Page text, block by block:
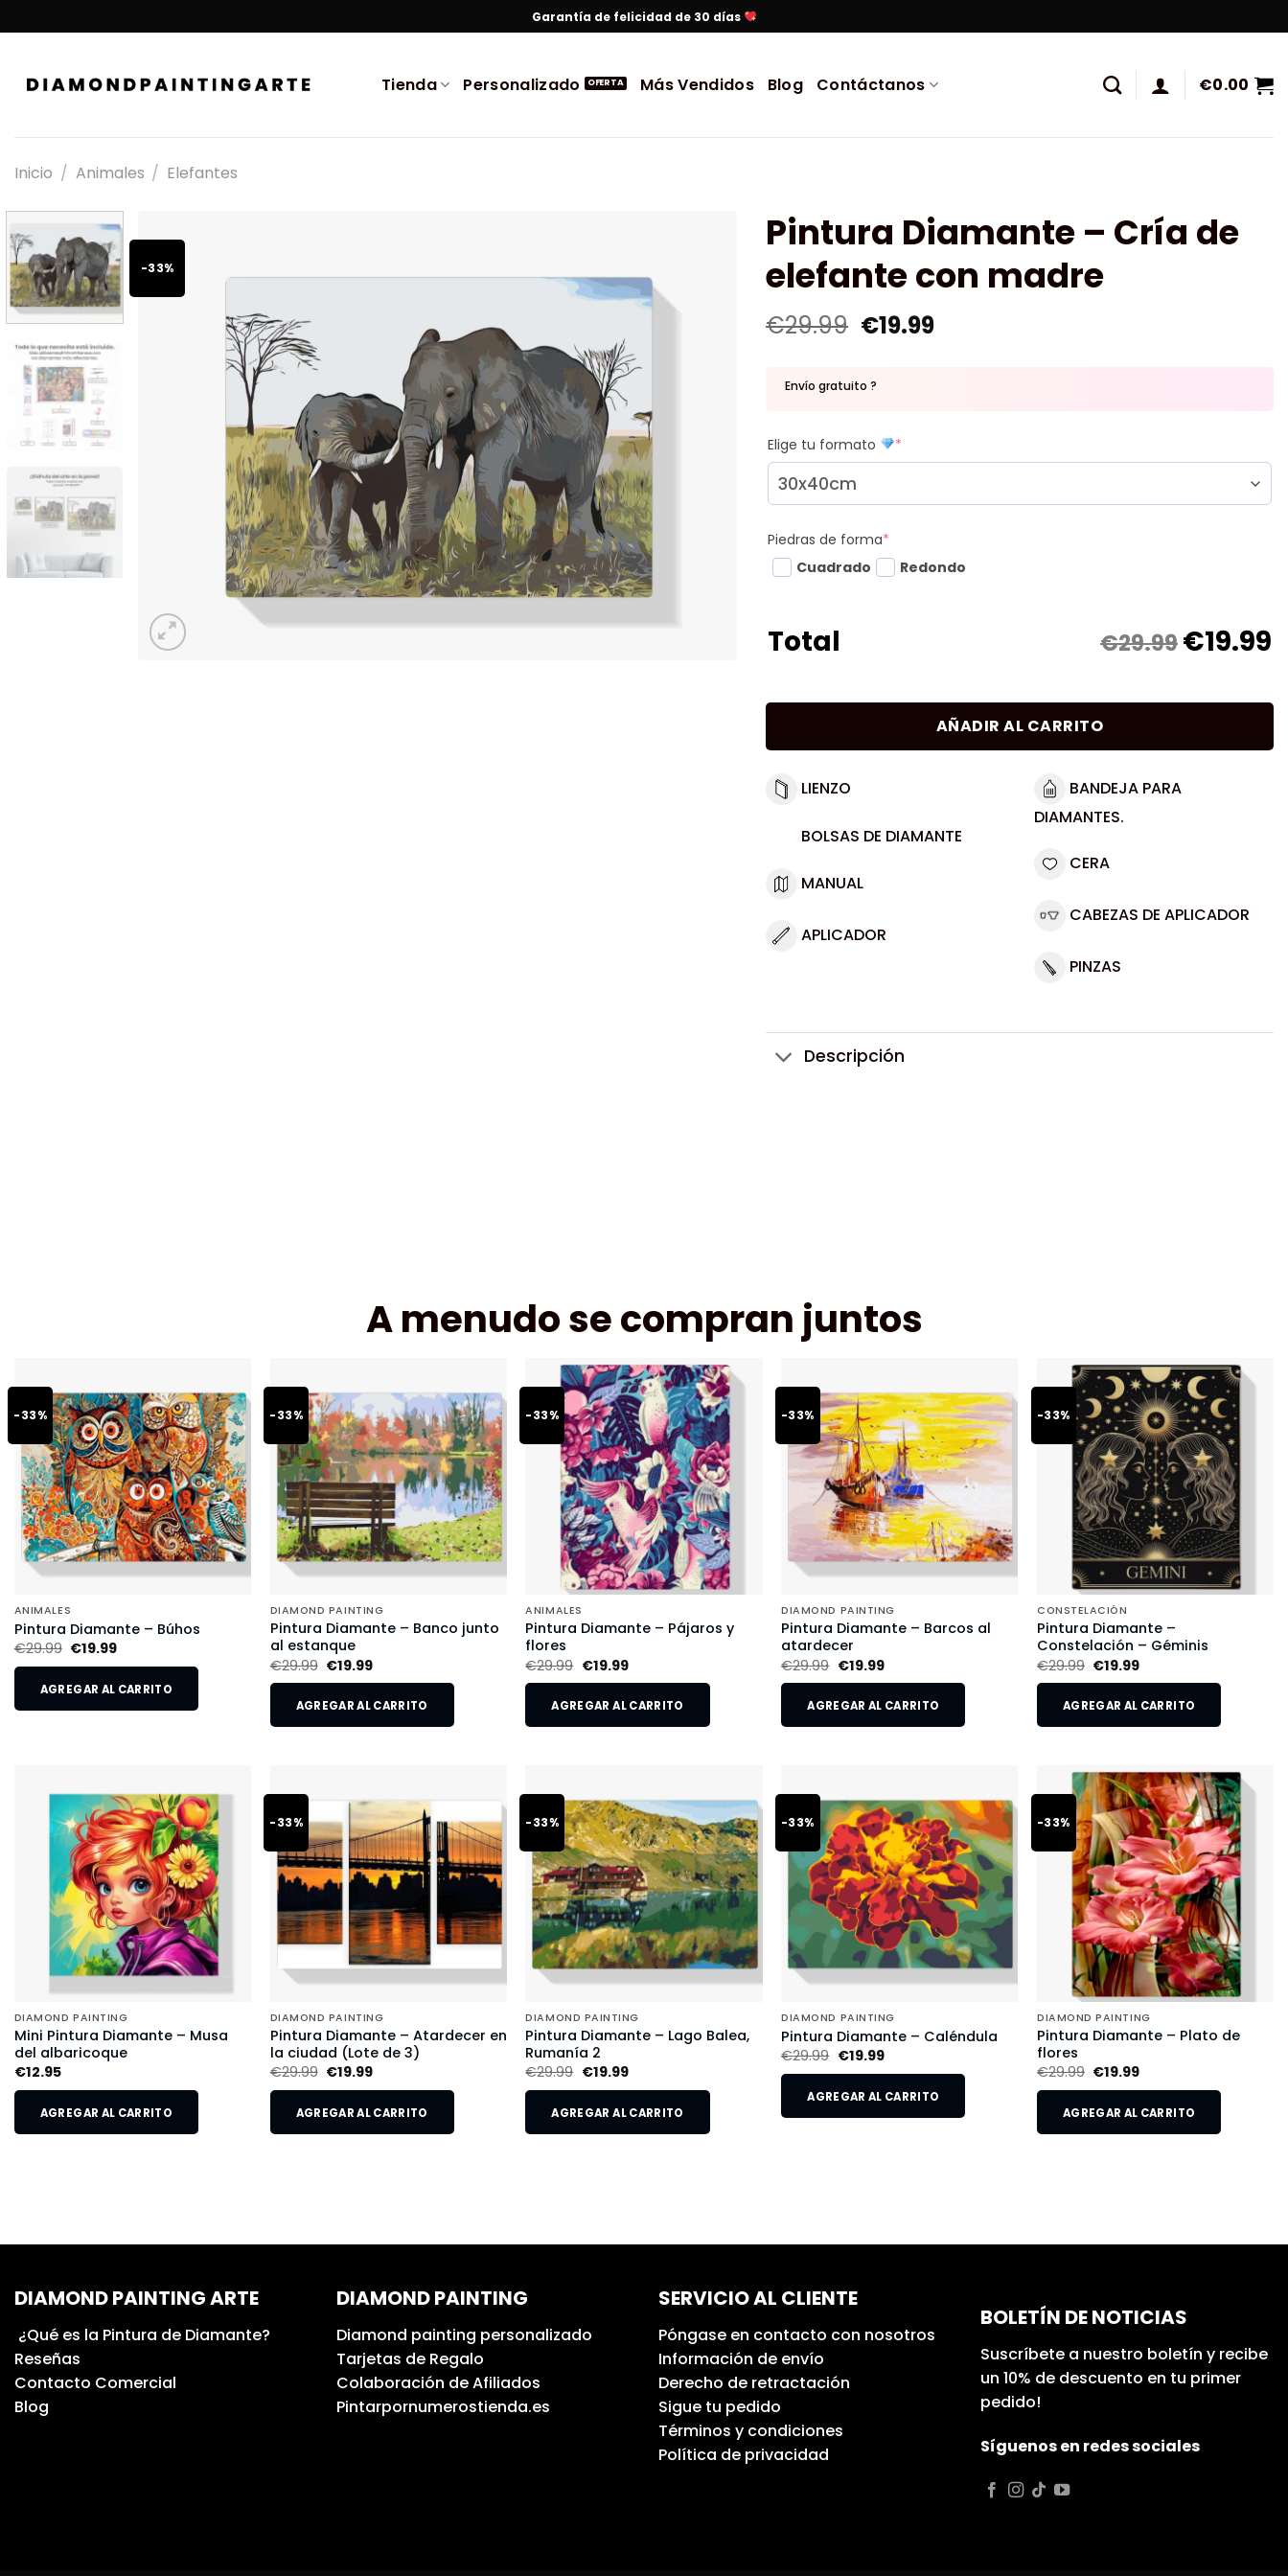
Garantía de felicidad de 30 días
Tienda Personalizado Más Vendidos Blog Contáctanos €0.00
Inicio / Animales / Elefantes
-33%
Pintura Diamante – Cría de
elefante con madre
€29.99 €19.99
Envío gratuito ?
Elige tu formato *
Piedras de forma*
Cuadrado
Redondo
Total €29.99€19.99
AÑADIR AL CARRITO
LIENZO
BOLSAS DE DIAMANTE
MANUAL
APLICADOR
BANDEJA PARA
DIAMANTES.
CERA
CABEZAS DE APLICADOR
PINZAS
Descripción
A menudo se compran juntos
-33%
ANIMALES
Pintura Diamante – Búhos
€29.99 €19.99
AGREGAR AL CARRITO
-33%
DIAMOND PAINTING
Pintura Diamante – Banco junto
al estanque
€29.99 €19.99
AGREGAR AL CARRITO
-33%
ANIMALES
Pintura Diamante – Pájaros y
flores
€29.99 €19.99
AGREGAR AL CARRITO
-33%
DIAMOND PAINTING
Pintura Diamante – Barcos al
atardecer
€29.99 €19.99
AGREGAR AL CARRITO
-33%
CONSTELACIÓN
Pintura Diamante –
Constelación – Géminis
€29.99 €19.99
AGREGAR AL CARRITO
DIAMOND PAINTING
Mini Pintura Diamante – Musa
del albaricoque
€12.95
AGREGAR AL CARRITO
-33%
DIAMOND PAINTING
Pintura Diamante – Atardecer en
la ciudad (Lote de 3)
€29.99 €19.99
AGREGAR AL CARRITO
-33%
DIAMOND PAINTING
Pintura Diamante – Lago Balea,
Rumanía 2
€29.99 €19.99
AGREGAR AL CARRITO
-33%
DIAMOND PAINTING
Pintura Diamante – Caléndula
€29.99 €19.99
AGREGAR AL CARRITO
-33%
DIAMOND PAINTING
Pintura Diamante – Plato de
flores
€29.99 €19.99
AGREGAR AL CARRITO
DIAMOND PAINTING ARTE
¿Qué es la Pintura de Diamante?
Reseñas
Contacto Comercial
Blog
DIAMOND PAINTING
Diamond painting personalizado
Tarjetas de Regalo
Colaboración de Afiliados
Pintarpornumerostienda.es
SERVICIO AL CLIENTE
Póngase en contacto con nosotros
Información de envío
Derecho de retractación
Sigue tu pedido
Términos y condiciones
Política de privacidad
BOLETÍN DE NOTICIAS
Suscríbete a nuestro boletín y recibe
un 10% de descuento en tu primer
pedido!
Síguenos en redes sociales